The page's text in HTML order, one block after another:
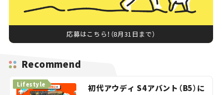
応募はこちら！（8月31日まで）
Recommend
初代アウディ S4アバント（B5）に
Lifestyle